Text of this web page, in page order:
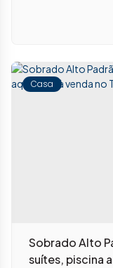
Casa
Sobrado Alto
suítes, piscina